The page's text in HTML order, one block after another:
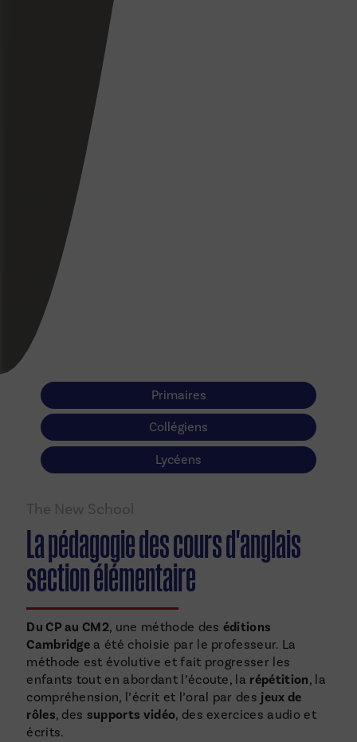
Primaires
Collégiens
Lycéens
The New School
La pédagogie des cours d'anglais
section élémentaire
Du CP au CM2, une méthode des éditions
Cambridge a été choisie par le professeur. La
méthode est évolutive et fait progresser les
enfants tout en abordant l’écoute, la répétition, la
compréhension, l’écrit et l’oral par des jeux de
rôles, des supports vidéo, des exercices audio et
écrits.